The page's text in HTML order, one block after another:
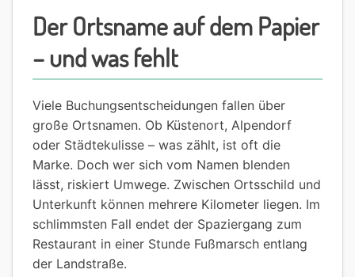
Der Ortsname auf dem Papier
– und was fehlt
Viele Buchungsentscheidungen fallen über
große Ortsnamen. Ob Küstenort, Alpendorf
oder Städtekulisse – was zählt, ist oft die
Marke. Doch wer sich vom Namen blenden
lässt, riskiert Umwege. Zwischen Ortsschild und
Unterkunft können mehrere Kilometer liegen. Im
schlimmsten Fall endet der Spaziergang zum
Restaurant in einer Stunde Fußmarsch entlang
der Landstraße.